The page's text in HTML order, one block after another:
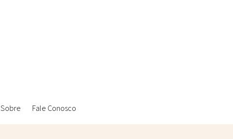
Sobre Fale Conosco